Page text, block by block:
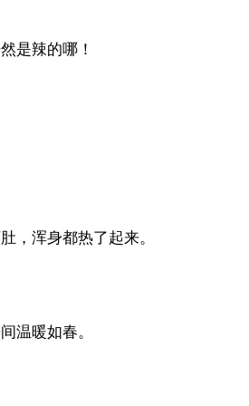
是辣的哪！
，浑身都热了起来。
温暖如春。